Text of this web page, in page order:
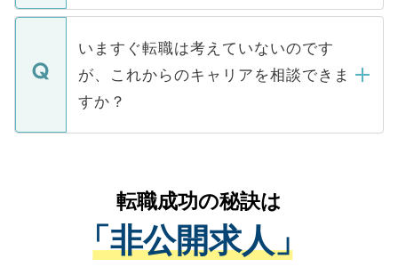
関を公にしてしまうと、応募が殺到する場
に、医療機関が求める条件に合った人材の
みを人材紹介会社に依頼するケースが増え
ています。
定を承諾する必要はありません。内定先へ
の辞退の連絡はキャリアパートナーが行い
個人情報が漏えいすることはありませんの
で、ご安心ください。当サイトからの登録
などで収集したご登録者様の個人情報は、
ご本人のキャリアアップおよび転職活動の
支援を目的に使用いたします。お預かりし
ているすべての個人データはご本人の許可
は、個人情報の取り扱いについての厳密な
管理基準を満たした事業者のみに付与され
る、プライバシーマークを取得済みです。
いますぐ転職は考えていないのです
が、これからのキャリアを相談できま
すか？
かがいして、現在の医療機関の状況や紹介
経験をまじえながら、適切なアドバイスを
させていただきます。すぐにご転職をされ
ない方には、長期的なサポートが可能です
転職成功の秘訣は
「非公開求人」